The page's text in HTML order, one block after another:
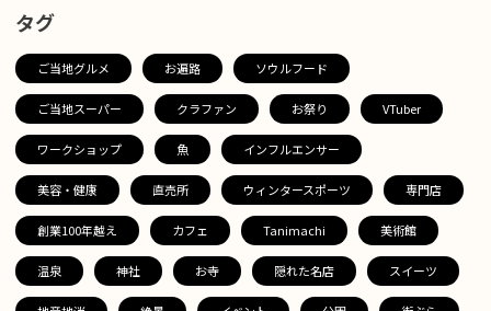
タグ
ご当地グルメ お遍路 ソウルフード
ご当地スーパー クラファン お祭り VTuber
ワークショップ 魚 インフルエンサー
美容・健康 直売所 ウィンタースポーツ 専門店
創業100年越え カフェ Tanimachi 美術館
温泉 神社 お寺 隠れた名店 スイーツ